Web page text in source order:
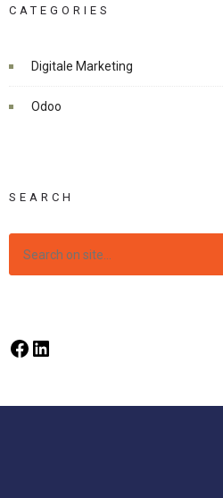
CATEGORIES
Digitale Marketing
Odoo
SEARCH